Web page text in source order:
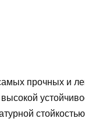
прочных и